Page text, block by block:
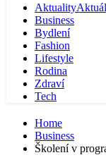
Aktuality
Business
Bydlení
Fashion
Lifestyle
Rodina
Zdraví
Tech
Home
Business
Školení v